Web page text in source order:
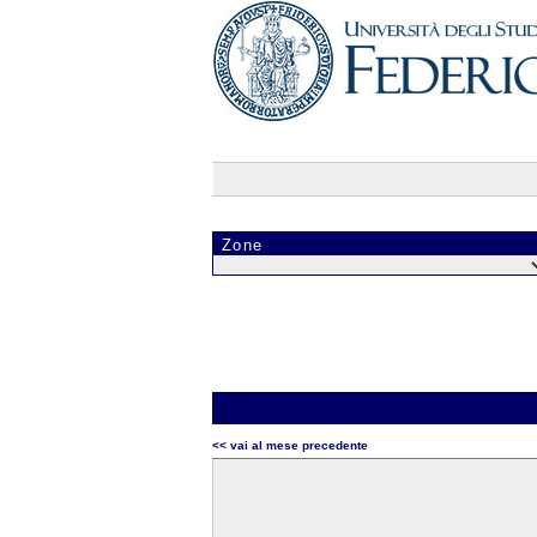
Zone
<< vai al mese precedente